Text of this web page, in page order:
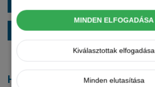
MINDEN ELFOGADÁSA
Kiválasztottak elfogadása
Minden elutasítása
ALAPFELSZERELTSÉG
Hasonló modellek